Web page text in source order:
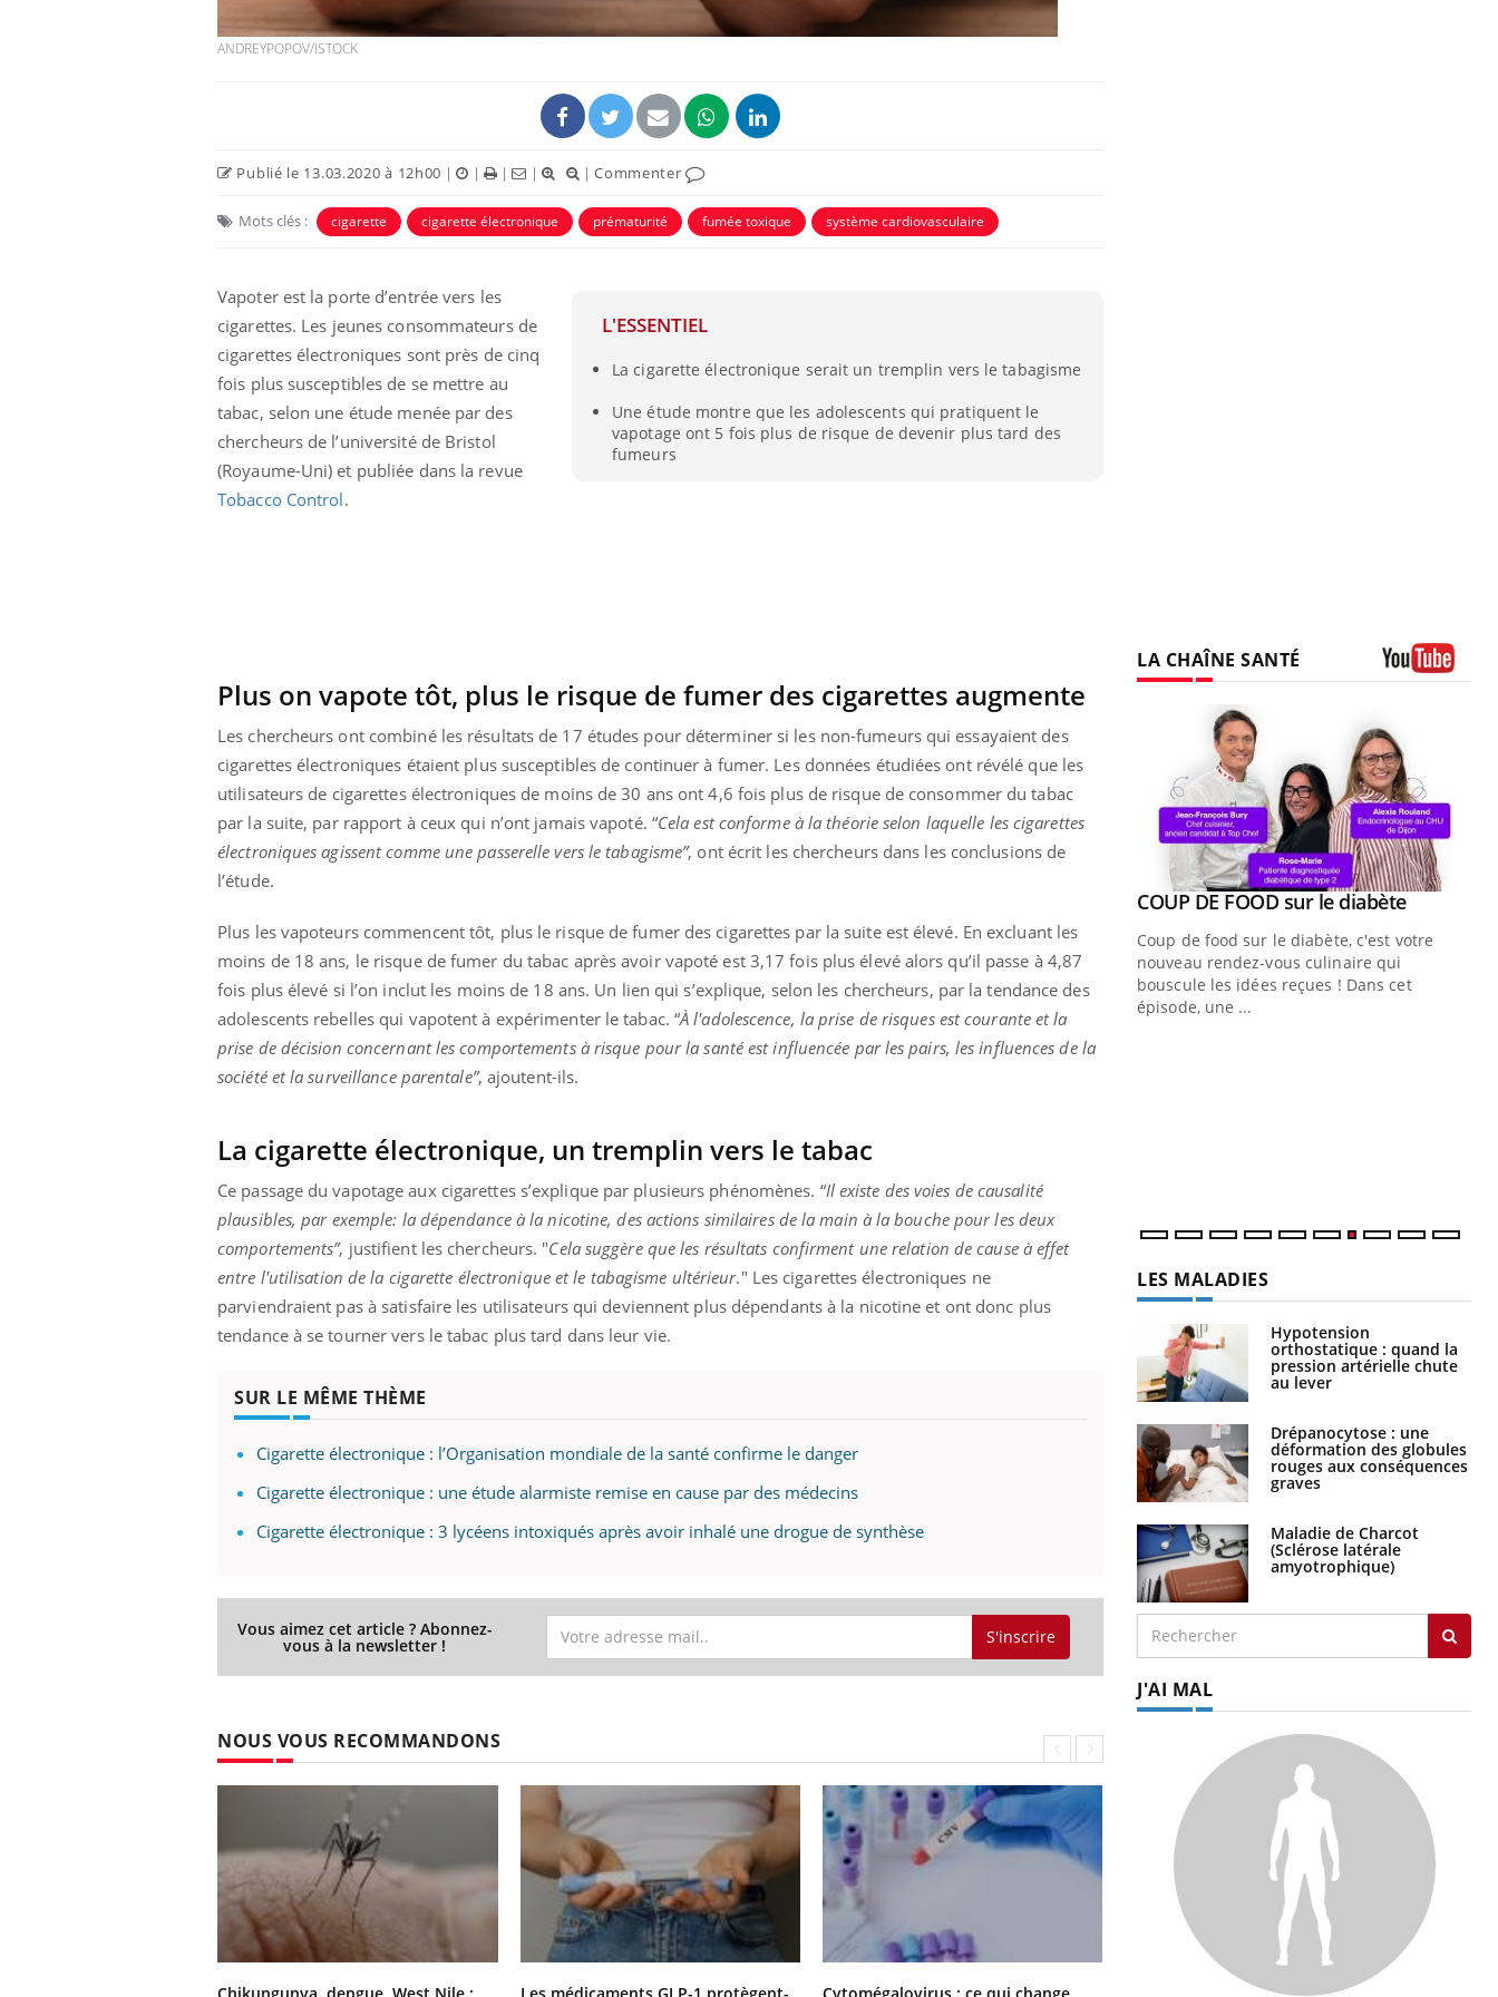
ANDREYPOPOV/ISTOCK
Publié le 13.03.2020 à 12h00 | | | | |Commenter
Mots clés : cigarette cigarette électronique prématurité fumée toxique système cardiovasculaire
L'ESSENTIEL
La cigarette électronique serait un tremplin vers le tabagisme
Une étude montre que les adolescents qui pratiquent le
vapotage ont 5 fois plus de risque de devenir plus tard des
fumeurs
Vapoter est la porte d’entrée vers les
cigarettes. Les jeunes consommateurs de
cigarettes électroniques sont près de cinq
fois plus susceptibles de se mettre au
tabac, selon une étude menée par des
chercheurs de l’université de Bristol
(Royaume-Uni) et publiée dans la revue
Tobacco Control.
Plus on vapote tôt, plus le risque de fumer des cigarettes augmente
Les chercheurs ont combiné les résultats de 17 études pour déterminer si les non-fumeurs qui essayaient des
cigarettes électroniques étaient plus susceptibles de continuer à fumer. Les données étudiées ont révélé que les
utilisateurs de cigarettes électroniques de moins de 30 ans ont 4,6 fois plus de risque de consommer du tabac
par la suite, par rapport à ceux qui n’ont jamais vapoté. “Cela est conforme à la théorie selon laquelle les cigarettes
électroniques agissent comme une passerelle vers le tabagisme”, ont écrit les chercheurs dans les conclusions de
l’étude.
Plus les vapoteurs commencent tôt, plus le risque de fumer des cigarettes par la suite est élevé. En excluant les
moins de 18 ans, le risque de fumer du tabac après avoir vapoté est 3,17 fois plus élevé alors qu’il passe à 4,87
fois plus élevé si l’on inclut les moins de 18 ans. Un lien qui s’explique, selon les chercheurs, par la tendance des
adolescents rebelles qui vapotent à expérimenter le tabac. “À l'adolescence, la prise de risques est courante et la
prise de décision concernant les comportements à risque pour la santé est influencée par les pairs, les influences de la
société et la surveillance parentale”, ajoutent-ils.
La cigarette électronique, un tremplin vers le tabac
Ce passage du vapotage aux cigarettes s’explique par plusieurs phénomènes. “Il existe des voies de causalité
plausibles, par exemple: la dépendance à la nicotine, des actions similaires de la main à la bouche pour les deux
comportements”, justifient les chercheurs. "Cela suggère que les résultats confirment une relation de cause à effet
entre l'utilisation de la cigarette électronique et le tabagisme ultérieur." Les cigarettes électroniques ne
parviendraient pas à satisfaire les utilisateurs qui deviennent plus dépendants à la nicotine et ont donc plus
tendance à se tourner vers le tabac plus tard dans leur vie.
SUR LE MÊME THÈME
Cigarette électronique : l’Organisation mondiale de la santé confirme le danger
Cigarette électronique : une étude alarmiste remise en cause par des médecins
Cigarette électronique : 3 lycéens intoxiqués après avoir inhalé une drogue de synthèse
Vous aimez cet article ? Abonnez-
vous à la newsletter ! S'inscrire
NOUS VOUS RECOMMANDONS
La sieste empêche-t-elle de dormir
LA CHAÎNE SANTÉ
Le Ramadan approche, et, pour de
nombreuses personnes atteintes de
diabète, c'est une période de questions, de
défis, mais ...
faciliter l’accès à la médecine
préventiveYoutube
Un établissement lié à un groupe
mutualiste innove en matière de bilan de
santé : l'utilisation d'un « jumeau
numérique » permet ...
Youtube
Coup de food sur le diabète, c'est votre
nouveau rendez-vous culinaire qui
bouscule les idées reçues ! Dans cet
épisode, une ...
LES MALADIES
Hypotension
orthostatique : quand la
pression artérielle chute
au lever
Drépanocytose : une
déformation des globules
rouges aux conséquences
graves
Maladie de Charcot
(Sclérose latérale
amyotrophique)
J'AI MAL